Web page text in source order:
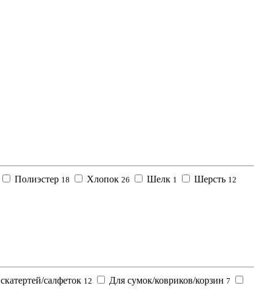
Полиэстер 18 Хлопок 26 Шелк 1 Шерсть 12
салфеток 12 Для сумок/ковриков/корзин 7